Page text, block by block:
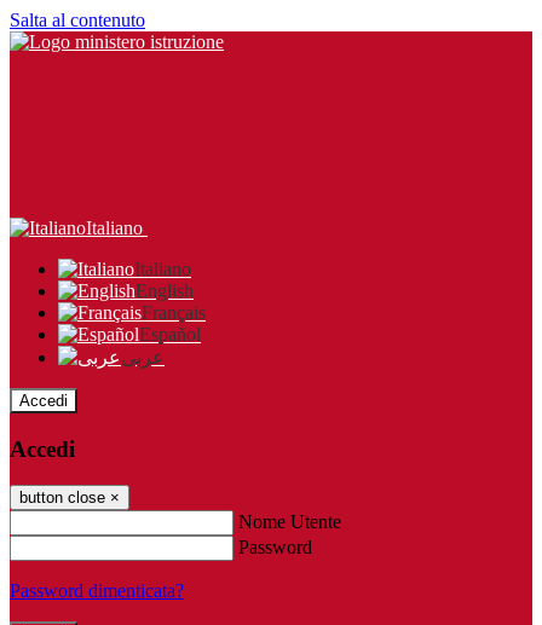
Salta al contenuto
Italiano
Italiano
English
Français
Español
عربى
Accedi
Accedi
button close ×
Nome Utente
Password
Password dimenticata?